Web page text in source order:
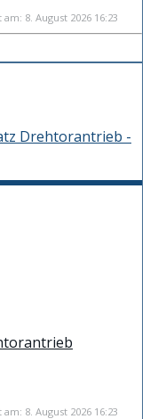
8. August 2026 16:23
8. August 2026 16:23